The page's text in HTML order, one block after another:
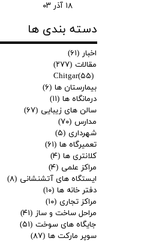
۱۸ آذر ۰۳
دسته بندی ها
اخبار (۶۱)
مقالات (۲۷۷)
Chitgar(۵۵)
بیمارستان ها (۶)
درمانگاه ها (۱۱)
سالن های زیبایی (۶۷)
مدارس (۷۰)
شهرداری (۵)
تعمیرگاه ها (۶۱)
کلانتری ها (۴)
مراکز علمی (۴)
ایستگاه های آتشنشانی (۸)
دفتر خانه ها (۱۰)
مراکز تجاری (۱۰)
مراحل ساخت و ساز (۴۱)
جایگاه های سوخت (۵۱)
سوپر مارکت ها (۸۷)